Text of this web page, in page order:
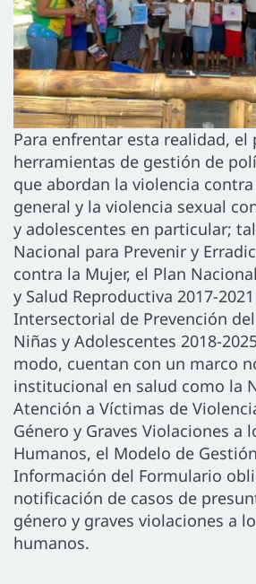
Para enfrentar esta realidad, el
herramientas de gestión de
que abordan la violencia
general y la violencia sexual
y adolescentes en particular;
Nacional para Prevenir y
contra la Mujer, el Plan
y Salud Reproductiva 2017-
Intersectorial de Prevención
Niñas y Adolescentes 2018-
modo, cuentan con un marco
institucional en salud como la
Atención a Víctimas de
Género y Graves Violaciones a
Humanos, el Modelo de
Información del Formulario
notificación de casos de
género y graves violaciones a
humanos.